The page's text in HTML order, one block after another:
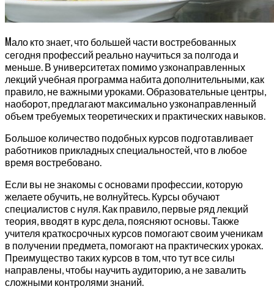
Мало кто знает, что большей части востребованных
сегодня профессий реально научиться за полгода и
меньше. В университетах помимо узконаправленных
лекций учебная программа набита дополнительными, как
правило, не важными уроками. Образовательные центры,
наоборот, предлагают максимально узконаправленный
объем требуемых теоретических и практических навыков.
Большое количество подобных курсов подготавливает
работников прикладных специальностей, что в любое
время востребовано.
Если вы не знакомы с основами профессии, которую
желаете обучить, не волнуйтесь. Курсы обучают
специалистов с нуля. Как правило, первые ряд лекций
теория, вводят в курс дела, поясняют основы. Также
учителя краткосрочных курсов помогают своим ученикам
в получении предмета, помогают на практических уроках.
Преимущество таких курсов в том, что тут все силы
направлены, чтобы научить аудиторию, а не завалить
сложными контролями знаний.